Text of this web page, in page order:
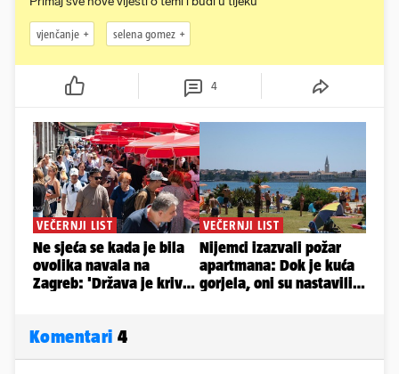
vjenčanje selena gomez
4
Komentari 4